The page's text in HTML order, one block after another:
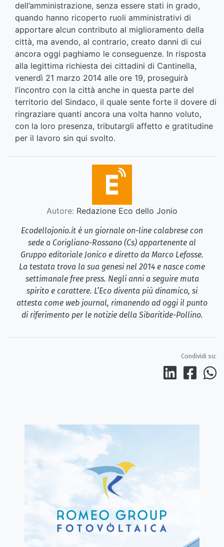
dell’amministrazione, senza essere stati in grado,
quando hanno ricoperto ruoli amministrativi di
apportare alcun contributo al miglioramento della
città, ma avendo, al contrario, creato danni di cui
ancora oggi paghiamo le conseguenze. In risposta
alla legittima richiesta dei cittadini di Cantinella,
venerdì 21 marzo 2014 alle ore 19, proseguirà
l’incontro con la città anche in questa parte del
territorio del Sindaco, il quale sente forte il dovere di
ringraziare quanti ancora una volta hanno voluto,
con la loro presenza, tributargli affetto e gratitudine
per il lavoro sin qui svolto.
Autore: Redazione Eco dello Jonio
Ecodellojonio.it è un giornale on-line calabrese con
sede a Corigliano-Rossano (Cs) appartenente al
Gruppo editoriale Jonico e diretto da Marco Lefosse.
La testata trova la sua genesi nel 2014 e nasce come
settimanale free press. Negli anni a seguire muta
spirito e carattere. L’Eco diventa più dinamico, si
attesta come web journal, rimanendo ad oggi il punto
di riferimento per le notizie della Sibaritide-Pollino.
Condividi su: